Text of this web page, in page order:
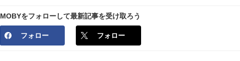
MOBYをフォローして最新記事を受け取ろう
フォロー フォロー